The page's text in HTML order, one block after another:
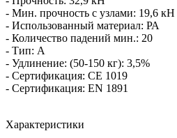
- Мин. прочность с узлами: 19,6 кН
- Использованный материал: РА
- Количество падений мин.: 20
- Тип: А
- Удлинение: (50-150 кг): 3,5%
- Сертификация: CE 1019
- Сертификация: EN 1891
Характеристики